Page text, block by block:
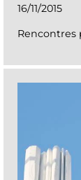
16/11/2015
Rencontres